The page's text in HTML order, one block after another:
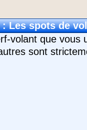
: Les spots de
volant que vous
sont